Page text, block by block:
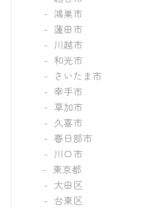
鴻巣市
蓮田市
川越市
和光市
さいたま市
幸手市
草加市
久喜市
春日部市
川口市
東京都
大田区
台東区